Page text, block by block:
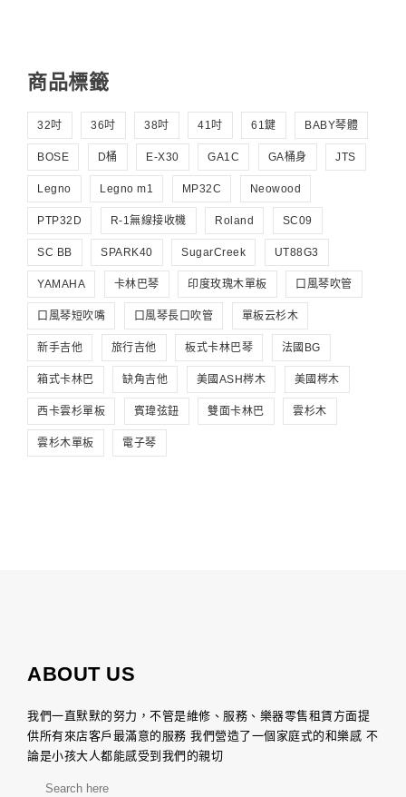
商品標籤
32吋 36吋 38吋 41吋 61鍵 BABY琴體
BOSE D桶 E-X30 GA1C GA桶身 JTS
Legno Legno m1 MP32C Neowood
PTP32D R-1無線接收機 Roland SC09
SC BB SPARK40 SugarCreek UT88G3
YAMAHA 卡林巴琴 印度玫瑰木單板 口風琴吹管
口風琴短吹嘴 口風琴長口吹管 單板云杉木
新手吉他 旅行吉他 板式卡林巴琴 法國BG
箱式卡林巴 缺角吉他 美國ASH梣木 美國梣木
西卡雲杉單板 賓瑋弦鈕 雙面卡林巴 雲杉木
雲杉木單板 電子琴
ABOUT US
我們一直默默的努力，不管是維修、服務、樂器零售租賃方面提
供所有來店客戶最滿意的服務 我們營造了一個家庭式的和樂感 不
論是小孩大人都能感受到我們的親切